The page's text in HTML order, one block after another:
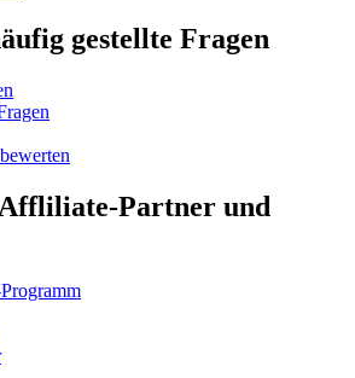
gestellte Fragen
Partner und